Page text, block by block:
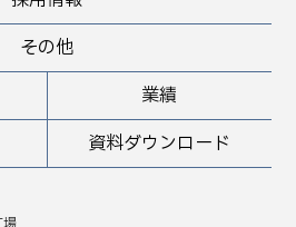
業績
資料ダウンロード
その他